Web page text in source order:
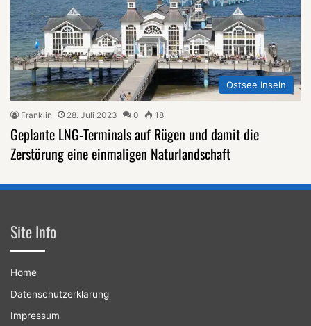
Ostsee Inseln
Franklin 28. Juli 2023 0 18
Geplante LNG-Terminals auf Rügen und damit die
Zerstörung eine einmaligen Naturlandschaft
Site Info
Home
Datenschutzerklärung
Impressum